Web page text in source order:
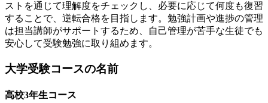
ストを通じて理解度をチェックし、必要に応じて何度も復習
することで、逆転合格を目指します。勉強計画や進捗の管理
は担当講師がサポートするため、自己管理が苦手な生徒でも
安心して受験勉強に取り組めます。
大学受験コースの名前
高校3年生コース